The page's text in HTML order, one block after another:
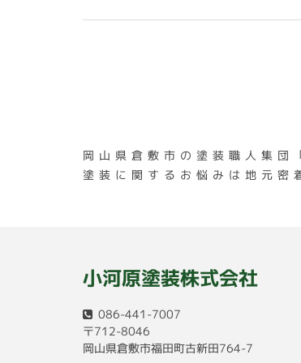
岡山県倉敷市の塗装職人集団
塗装に関するお悩みは地元密
小河原塗装株式会社
086-441-7007
〒712-8046
岡山県倉敷市福田町古新田764-7